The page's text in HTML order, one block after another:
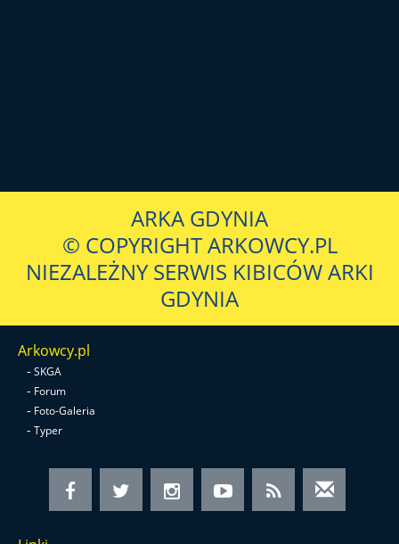
ARKA GDYNIA
© COPYRIGHT ARKOWCY.PL
NIEZALEŻNY SERWIS KIBICÓW ARKI
GDYNIA
Arkowcy.pl
- SKGA
- Forum
- Foto-Galeria
- Typer